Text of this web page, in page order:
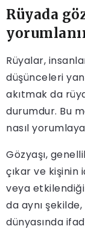
Rüyada
Rüyalar,
düşünceleri
akıtmak da
durumdur. Bu
nasıl
Gözyaşı,
çıkar ve kişinin
veya
da aynı
dünyasında